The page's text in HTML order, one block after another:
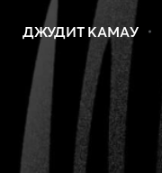
ДЖУДИТ КАМАУ